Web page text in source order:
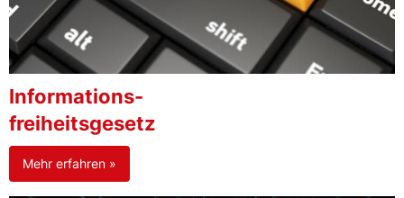
Informations-
freiheitsgesetz
Mehr erfahren »